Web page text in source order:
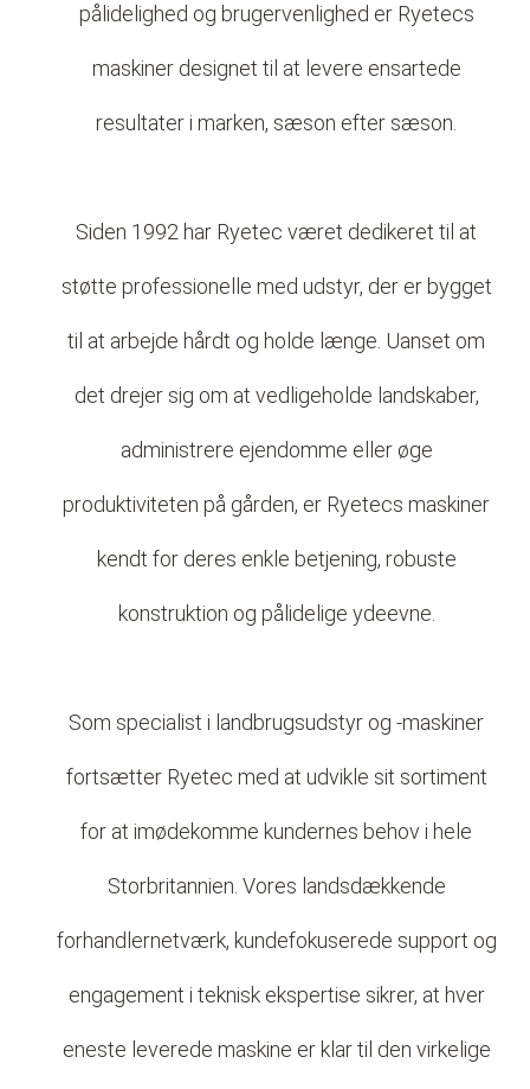
pålidelighed og brugervenlighed er Ryetecs
maskiner designet til at levere ensartede
resultater i marken, sæson efter sæson.
Siden 1992 har Ryetec været dedikeret til at
støtte professionelle med udstyr, der er bygget
til at arbejde hårdt og holde længe. Uanset om
det drejer sig om at vedligeholde landskaber,
administrere ejendomme eller øge
produktiviteten på gården, er Ryetecs maskiner
kendt for deres enkle betjening, robuste
konstruktion og pålidelige ydeevne.
Som specialist i landbrugsudstyr og -maskiner
fortsætter Ryetec med at udvikle sit sortiment
for at imødekomme kundernes behov i hele
Storbritannien. Vores landsdækkende
forhandlernetværk, kundefokuserede support og
engagement i teknisk ekspertise sikrer, at hver
eneste leverede maskine er klar til den virkelige